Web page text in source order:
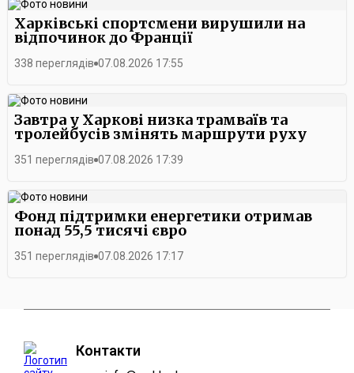
Харківські спортсмени вирушили на
відпочинок до Франції
338 переглядів 07.08.2026 17:55
Завтра у Харкові низка трамваїв та
тролейбусів змінять маршрути руху
351 переглядів 07.08.2026 17:39
Фонд підтримки енергетики отримав
понад 55,5 тисячі євро
351 переглядів 07.08.2026 17:17
Контакти